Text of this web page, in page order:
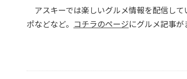
アスキーでは楽しいグルメ情報を配信し
ポなどなど。 コチラのページにグルメ記事が